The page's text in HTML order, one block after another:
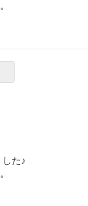
た♪